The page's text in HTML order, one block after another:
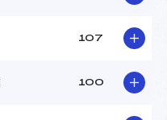
107
100